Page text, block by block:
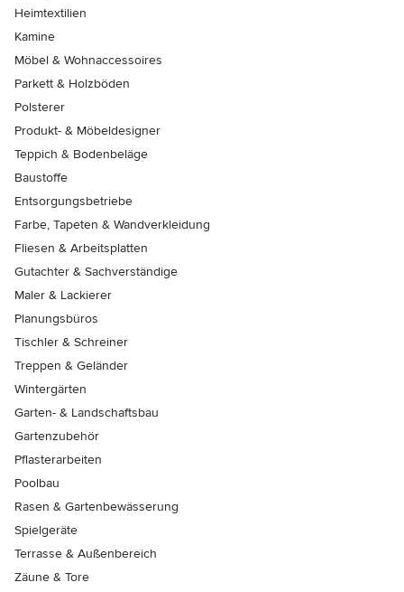
Heimtextilien
Kamine
Möbel & Wohnaccessoires
Parkett & Holzböden
Polsterer
Produkt- & Möbeldesigner
Teppich & Bodenbeläge
Baustoffe
Entsorgungsbetriebe
Farbe, Tapeten & Wandverkleidung
Fliesen & Arbeitsplatten
Gutachter & Sachverständige
Maler & Lackierer
Planungsbüros
Tischler & Schreiner
Treppen & Geländer
Wintergärten
Garten- & Landschaftsbau
Gartenzubehör
Pflasterarbeiten
Poolbau
Rasen & Gartenbewässerung
Spielgeräte
Terrasse & Außenbereich
Zäune & Tore